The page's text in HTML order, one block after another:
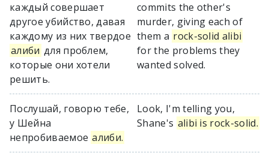
каждый совершает
другое убийство, давая
каждому из них твердое
алиби для проблем,
которые они хотели
решить.
commits the other's
murder, giving each of
them a rock-solid alibi
for the problems they
wanted solved.
Послушай, говорю тебе,
у Шейна
непробиваемое алиби.
Look, I'm telling you,
Shane's alibi is rock-solid.